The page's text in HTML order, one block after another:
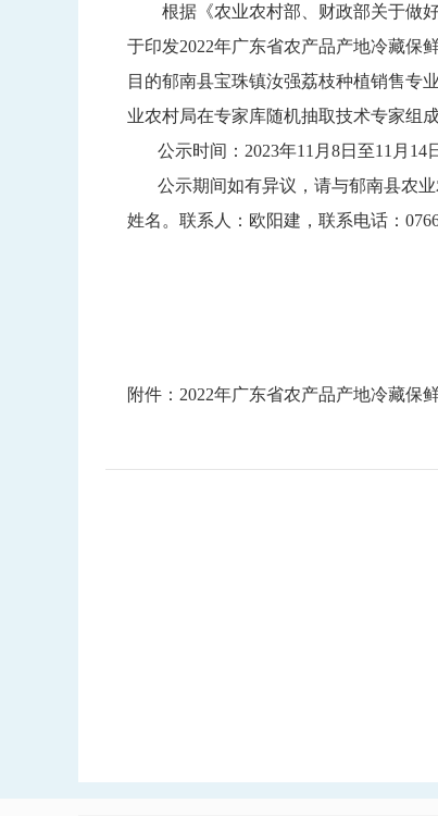
根据《农业农村部、财政部关于做好
于印发2022年广东省农产品产地冷藏保
目的郁南县宝珠镇汝强荔枝种植销售专
业农村局在专家库随机抽取技术专家组
公示时间：2023年11月8日至11月14
公示期间如有异议，请与郁南县农业
姓名。联系人：欧阳建，联系电话：
郁南县
2023
附件：2022年广东省农产品产地冷藏保